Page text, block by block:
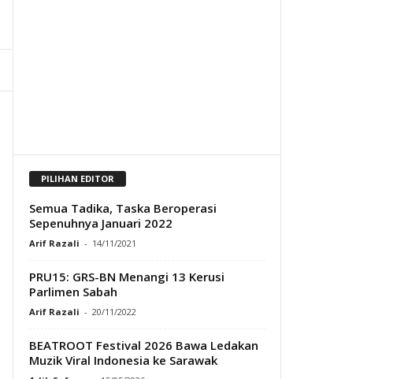
PILIHAN EDITOR
Semua Tadika, Taska Beroperasi
Sepenuhnya Januari 2022
Arif Razali - 14/11/2021
PRU15: GRS-BN Menangi 13 Kerusi
Parlimen Sabah
Arif Razali - 20/11/2022
BEATROOT Festival 2026 Bawa Ledakan
Muzik Viral Indonesia ke Sarawak